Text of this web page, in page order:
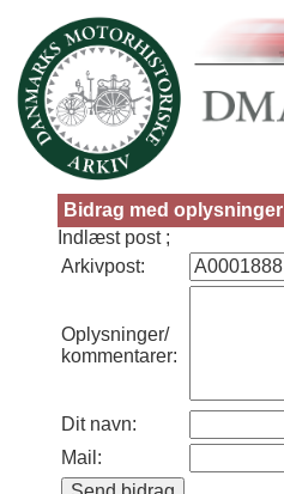
Bidrag med oplysninger
Indlæst post ;
Arkivpost:
Oplysninger/
kommentarer:
Dit navn:
Mail: